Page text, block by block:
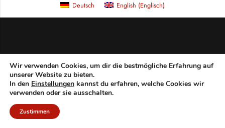
Wir verwenden Cookies, um dir die bestmögliche Erfahrung auf
unserer Website zu bieten.
In den Einstellungen kannst du erfahren, welche Cookies wir
verwenden oder sie ausschalten.
Zustimmen
Deutsch English (Englisch)